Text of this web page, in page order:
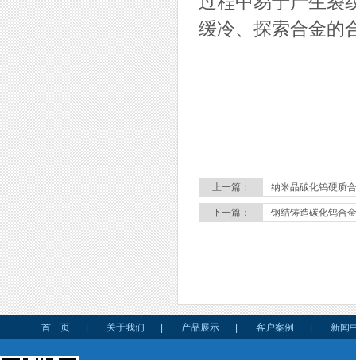
缓冷、探索合金的
上一篇： 纳米晶碳化钨硬质
下一篇： 钢结铸造碳化钨合
首 页 关于我们 产品展示 客户案例 新闻